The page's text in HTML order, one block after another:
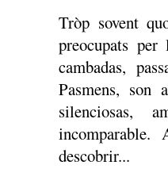
Tròp sovent
preocupats
cambadas,
Pasmens, son
silenciosas,
incomparable.
descobrir...